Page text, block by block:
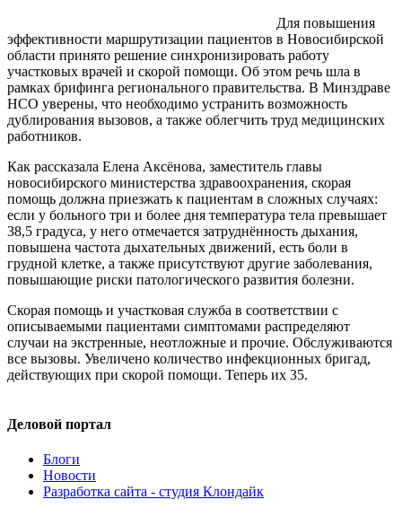
Для повышения
эффективности маршрутизации пациентов в Новосибирской
области принято решение синхронизировать работу
участковых врачей и скорой помощи. Об этом речь шла в
рамках брифинга регионального правительства. В Минздраве
НСО уверены, что необходимо устранить возможность
дублирования вызовов, а также облегчить труд медицинских
работников.
Как рассказала Елена Аксёнова, заместитель главы
новосибирского министерства здравоохранения, скорая
помощь должна приезжать к пациентам в сложных случаях:
если у больного три и более дня температура тела превышает
38,5 градуса, у него отмечается затруднённость дыхания,
повышена частота дыхательных движений, есть боли в
грудной клетке, а также присутствуют другие заболевания,
повышающие риски патологического развития болезни.
Скорая помощь и участковая служба в соответствии с
описываемыми пациентами симптомами распределяют
случаи на экстренные, неотложные и прочие. Обслуживаются
все вызовы. Увеличено количество инфекционных бригад,
действующих при скорой помощи. Теперь их 35.
Деловой портал
Блоги
Новости
Разработка сайта - студия Клондайк